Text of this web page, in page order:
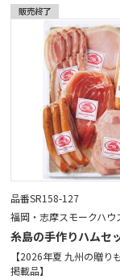
品番SR158-127
福岡・志摩スモークハウ
糸島の手作りハムセ
【2026年夏 九州の贈り
掲載品】